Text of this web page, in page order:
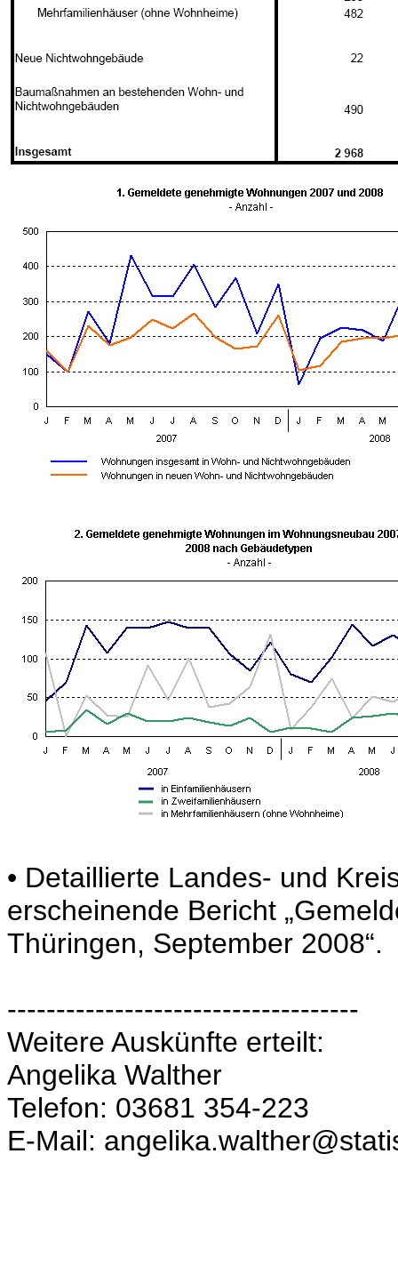
• Detaillierte Landes- und
erscheinende Bericht
Thüringen, September 2008“.
------------------------------------
Weitere Auskünfte erteilt:
Angelika Walther
Telefon: 03681 354-223
E-Mail: